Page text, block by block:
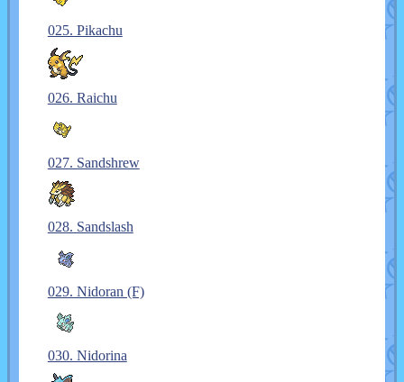
025. Pikachu
026. Raichu
027. Sandshrew
028. Sandslash
029. Nidoran (F)
030. Nidorina